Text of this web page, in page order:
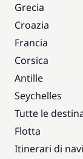
Grecia
Croazia
Francia
Corsica
Antille
Seychelles
Tutte le
Flotta
Itinerari di